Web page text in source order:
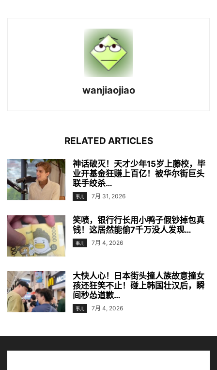
wanjiaojiao
RELATED ARTICLES
神话破灭！天才少年15岁上藤校，毕
业开基金狂赚上百亿！被华尔街巨头
联手绞杀…
事儿 7月 31, 2026
笑喷，银行行长用小鸭子假钞掉包真
钱！这居然能偷7千万没人发现…
事儿 7月 4, 2026
大快人心！日本街头撞人族故意撞女
孩还狂笑不止！碰上韩国壮汉后，瞬
间秒怂道歉…
事儿 7月 4, 2026